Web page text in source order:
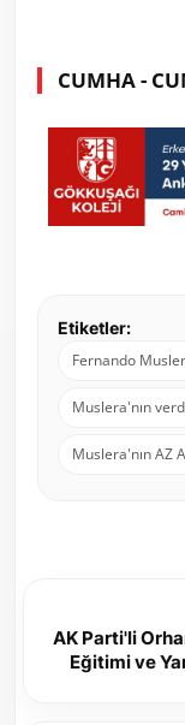
CUMHA -
Etiketler:
Fernando
Muslera'nın
Muslera'nın AZ
AK Parti'li
Eğitimi ve